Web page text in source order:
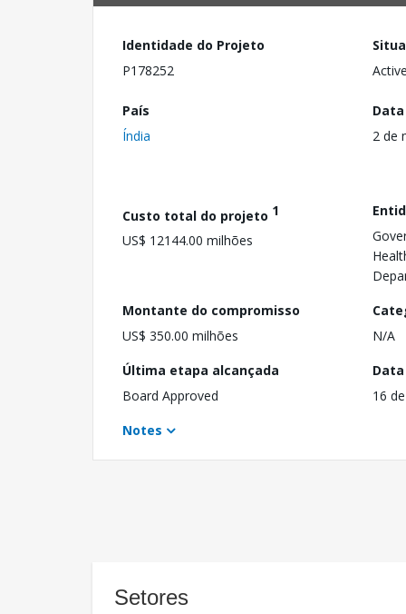
Identidade do Projeto
P178252
País
Índia
2 de
Custo total do projeto 1
US$ 12144.00 milhões
Montante do compromisso
US$ 350.00 milhões
N/A
Última etapa alcançada
Board Approved
16
Notes
Setores